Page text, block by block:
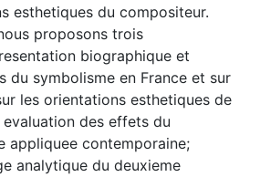
esthetiques du compositeur.
proposons trois
biographique et
symbolisme en France et sur
les orientations esthetiques de
des effets du
appliquee contemporaine;
analytique du deuxieme